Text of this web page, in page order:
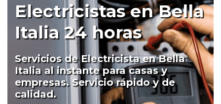
Electricistas en Bella
Italia 24 horas
Servicios de Electricista en Bella
Italia al instante para casas y
empresas. Servicio rápido y de
calidad.